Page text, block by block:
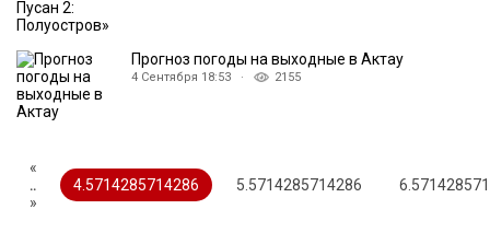
Прогноз погоды на выходные в Актау
4 Сентября 18:53 · 2155
«
..
4.5714285714286 5.5714285714286
»